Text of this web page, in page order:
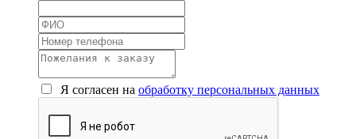
Я согласен на обработку персональных данных